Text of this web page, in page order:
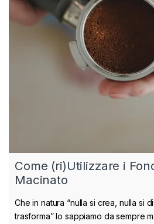
Come (ri)Utilizzare i
Macinato
Che in natura “nulla si crea, nulla si
trasforma” lo sappiamo da sempre